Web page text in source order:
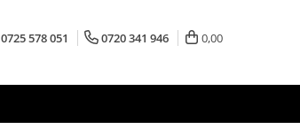
0725 578 051 0720 341 946 0,00